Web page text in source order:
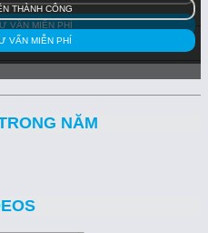
VẤN MIỄN PHÍ
THÀNH CÔNG
VẤN MIỄN PHÍ
NĂM